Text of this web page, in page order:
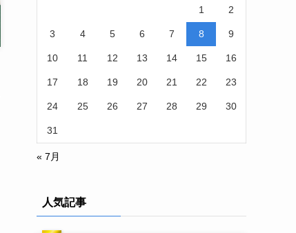
1 2
3 4 5 6 7 8 9
10 11 12 13 14 15 16
17 18 19 20 21 22 23
24 25 26 27 28 29 30
31
« 7月
人気記事